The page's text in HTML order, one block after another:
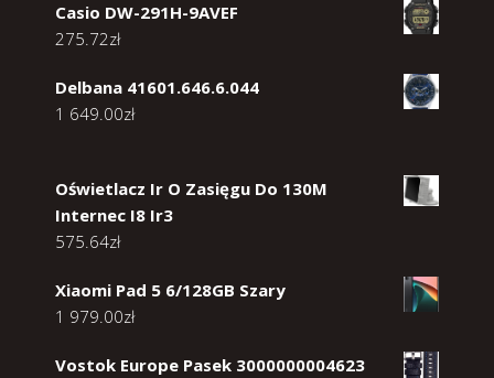
Casio DW-291H-9AVEF
275.72zł
Delbana 41601.646.6.044
1 649.00zł
Oświetlacz Ir O Zasięgu Do 130M
Internec I8 Ir3
575.64zł
Xiaomi Pad 5 6/128GB Szary
1 979.00zł
Vostok Europe Pasek 3000000004623